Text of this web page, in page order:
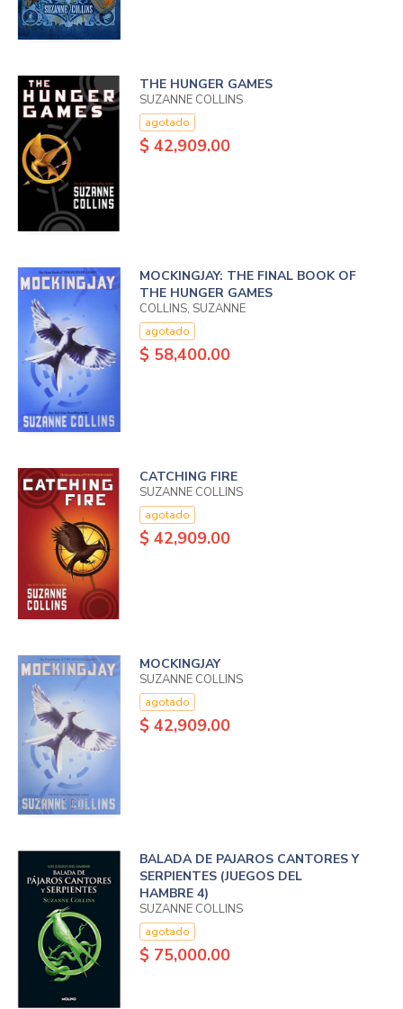
THE HUNGER GAMES
SUZANNE COLLINS
agotado
$ 42,909.00
MOCKINGJAY: THE FINAL BOOK OF
THE HUNGER GAMES
COLLINS, SUZANNE
agotado
$ 58,400.00
CATCHING FIRE
SUZANNE COLLINS
agotado
$ 42,909.00
MOCKINGJAY
SUZANNE COLLINS
agotado
$ 42,909.00
BALADA DE PAJAROS CANTORES Y
SERPIENTES (JUEGOS DEL
HAMBRE 4)
SUZANNE COLLINS
agotado
$ 75,000.00